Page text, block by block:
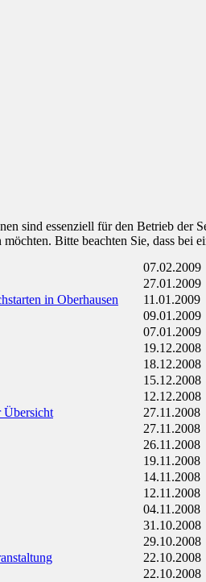
07.02.2009
27.01.2009
in Oberhausen
11.01.2009
09.01.2009
07.01.2009
19.12.2008
18.12.2008
15.12.2008
12.12.2008
Übersicht
27.11.2008
27.11.2008
26.11.2008
19.11.2008
14.11.2008
12.11.2008
04.11.2008
31.10.2008
29.10.2008
22.10.2008
22.10.2008
sind essenziell für den Betrieb der
Bitte beachten Sie, dass